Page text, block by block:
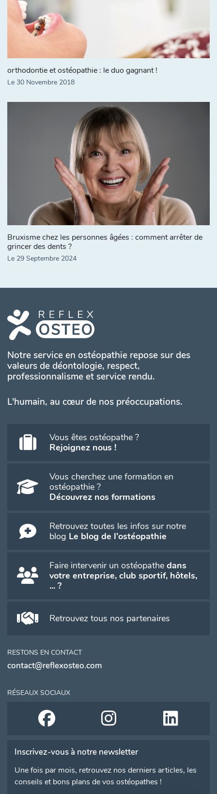
orthodontie et ostéopathie : le duo gagnant !
Le 30 Novembre 2018
Bruxisme chez les personnes âgées : comment arrêter de
grincer des dents ?
Le 29 Septembre 2024
Notre service en ostéopathie repose sur des
valeurs de déontologie, respect,
professionnalisme et service rendu.
L'humain, au cœur de nos préoccupations.
Vous êtes ostéopathe ?
Rejoignez nous !
Vous cherchez une formation en
ostéopathie ?
Découvrez nos formations
Retrouvez toutes les infos sur notre
blog Le blog de l'ostéopathie
Faire intervenir un ostéopathe dans
votre entreprise, club sportif, hôtels,
... ?
Retrouvez tous nos partenaires
RESTONS EN CONTACT
contact@reflexosteo.com
RÉSEAUX SOCIAUX
Inscrivez-vous à notre newsletter
Une fois par mois, retrouvez nos derniers articles, les
conseils et bons plans de vos ostéopathes !